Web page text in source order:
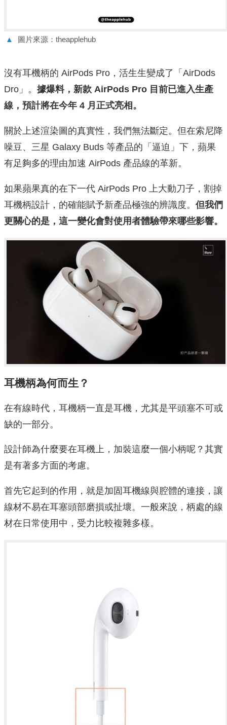
▲ 圖片來源：theapplehub
沒有耳機柄的 AirPods Pro，活生生變成了「AirDods
Dro」。 據爆料，新款 AirPods Pro 目前已進入生產
線，預計將在今年 4 月正式亮相。
關於上述渲染圖的真實性，我們無法斷定。但在索尼降
噪豆、三星 Galaxy Buds 等產品的「逼迫」下，蘋果
有足夠多的理由加速 AirPods 產品線的革新。
如果蘋果真的在下一代 AirPods Pro 上大動刀子，割掉
耳機柄設計，的確能賦予新產品極強的辨識度。 但我們
更關心的是，這一變化會對使用者體驗帶來哪些影響。
耳機柄為何而生？
在有線時代，耳機柄一直是耳機，尤其是平頭塞不可或
缺的一部分。
設計師為什麼要在耳機上，加裝這麼一個小柄呢？其實
是有著多方面的考慮。
首先它起到的作用，就是加固耳機線與腔體的連接，讓
線材不易在耳塞頭部磨損或扯壞。一般來說，柄處的線
材在日常使用中，受力比較複雜多樣。